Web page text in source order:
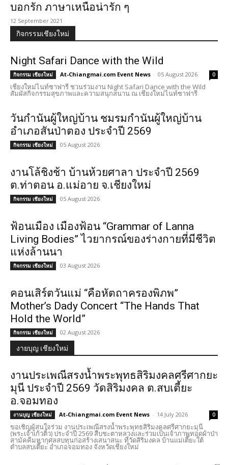
บอกรัก ภาษาเหนือน่ารัก ๆ
12 September 2021
กิจกรรมเชียงใหม่
Night Safari Dance with the Wild
กิจกรรม เชียงใหม่ At-Chiangmai.com Event News - 05 August 2026 0
เชียงใหม่ไนท์ซาฟารี ชวนร่วมงาน Night Safari Dance with the Wild
สัมผัสกิจกรรมสุขภาพและความสนุกสนาน ณ เชียงใหม่ไนท์ซาฟารี
วันกำนันผู้ใหญ่บ้าน ชมรมกำนันผู้ใหญ่บ้าน
อำเภอสันป่าตอง ประจำปี 2569
กิจกรรม เชียงใหม่ 05 August 2026
งานโล้ชิงช้า บ้านห้วยศาลา ประจำปี 2569
ต.ท่าตอน อ.แม่อาย จ.เชียงใหม่
กิจกรรม เชียงใหม่ 05 August 2026
ฟ้อนเมือง เมืองฟ้อน “Grammar of Lanna
Living Bodies” ไวยากรณ์ของร่างกายที่มีชีวิต
แห่งล้านนา
กิจกรรม เชียงใหม่ 03 August 2026
คอนเสิร์ตวันแม่ “คือหัตถาครองพิภพ”
Mother’s Dady Concert “The Hands That
Hold the World”
กิจกรรม เชียงใหม่ 02 August 2026
งายบุญ เชียงใหม่
งานประเพณีสรงน้ำพระพุทธสิริมงคลศรีศากยะ
มุนี ประจำปี 2569 วัดสิริมงคล ต.สบเตี้ยะ
อ.จอมทอง
งานบุญ เชียงใหม่ At-Chiangmai.com Event News - 14 July 2026 0
ขอเชิญผู้สนใจร่วม งานประเพณีสรงน้ำพระพุทธสิริมงคลศรีศากยะมุนี
(พระเจ้าเก้วติ้ว) ประจำปี 2569 สืบชะตาหลวงและร่วมเป็นเจ้าภาพทอดผ้าป่า
สามัคคีมหากุศลสบทุนก่อสร้างเสนาสนะ ที่วัดสิริมงคล บ้านแม่เตี๊ยะใต้
ตำบลสบเตี๊ยะ อำเภอจอมทอง จังหวัดเชียงใหม่